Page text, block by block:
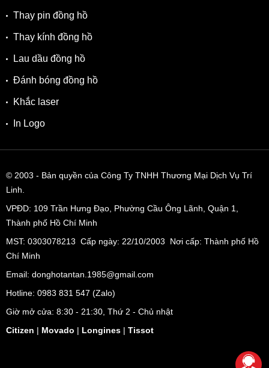
Thay pin đồng hồ
Thay kính đồng hồ
Lau dầu đồng hồ
Đánh bóng đồng hồ
Khắc laser
In Logo
© 2003 - Bản quyền của Công Ty TNHH Thương Mại Dịch Vụ Trí
Linh.
VPĐD: 109 Trần Hưng Đạo, Phường Cầu Ông Lãnh, Quận 1,
Thành phố Hồ Chí Minh
MST: 0303078213 Cấp ngày: 22/10/2003 Nơi cấp: Thành phố Hồ
Chí Minh
Email: donghotantan.1985@gmail.com
Hotline: 0983 831 547 (Zalo)
Giờ mở cửa: 8:30 - 21:30, Thứ 2 - Chủ nhật
Citizen | Movado | Longines | Tissot